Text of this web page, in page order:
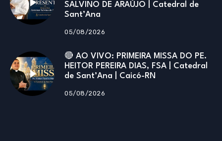
SALVINO DE ARAÚJO | Catedral de
Sant’Ana
05/08/2026
🔴 AO VIVO: PRIMEIRA MISSA DO PE.
HEITOR PEREIRA DIAS, FSA | Catedral
de Sant’Ana | Caicó-RN
05/08/2026